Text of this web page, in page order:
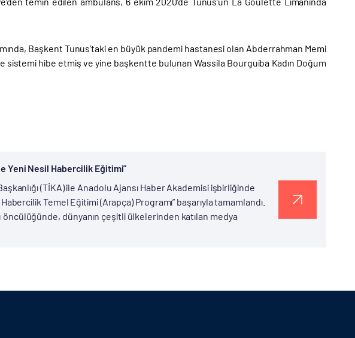
Başkent Tunus’taki en büyük pandemi hastanesi olan Abderrahman Memi
sistemi hibe etmiş ve yine başkentte bulunan Wassila Bourguiba Kadın Doğum
Yeni Nesil Habercilik Eğitimi”
(TİKA) ile Anadolu Ajansı Haber Akademisi işbirliğinde
Temel Eğitimi (Arapça) Programı” başarıyla tamamlandı.
dünyanın çeşitli ülkelerinden katılan medya